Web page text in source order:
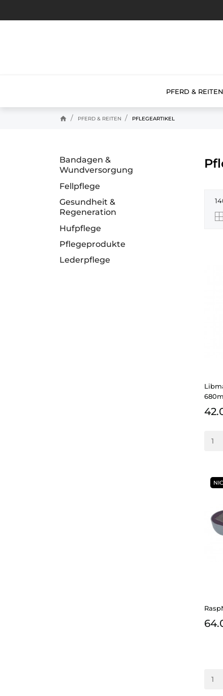
PFERD & REITEN
home PFERD & REITEN PFLEGEARTIKEL
Bandagen &
Wundversorgung
Fellpflege
Gesundheit &
Regeneration
Hufpflege
Pflegeprodukte
Lederpflege